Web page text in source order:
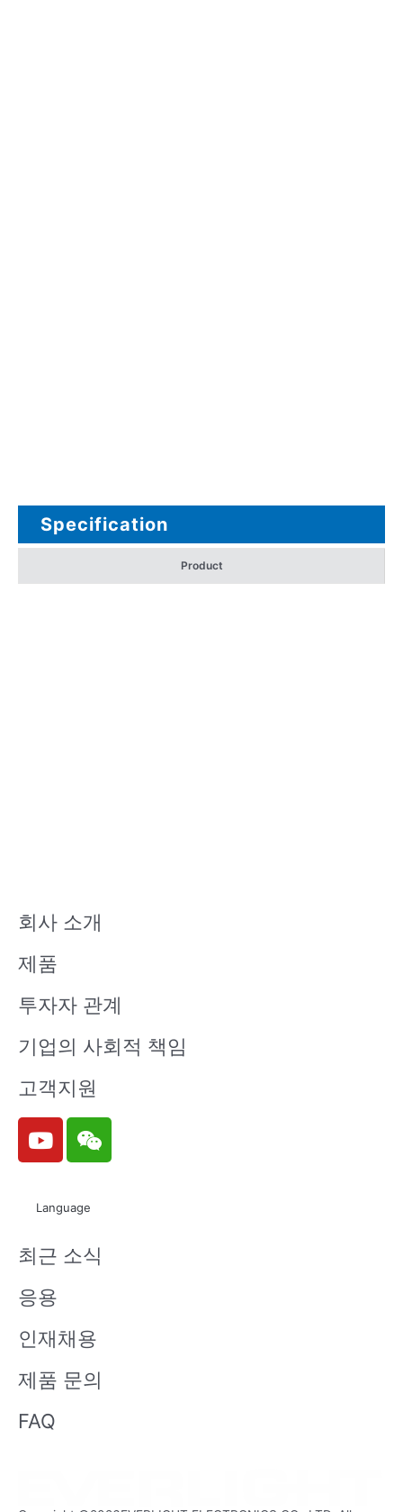
Specification
Product
회사 소개
제품
투자자 관계
기업의 사회적 책임
고객지원
Y
o
u
e
W
e
i
n
Language
최근 소식
응용
인재채용
제품 문의
FAQ